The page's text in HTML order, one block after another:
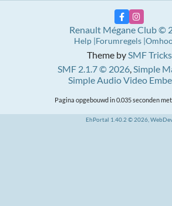
Theme bySMF Tricks
SMF 2.1.7 © 2026,Simple
Simple Audio Video
Renault Mégane Club ©
Help Forumregels
Pagina opgebouwd in 0.035 seconden
EhPortal 1.40.2 © 2026,